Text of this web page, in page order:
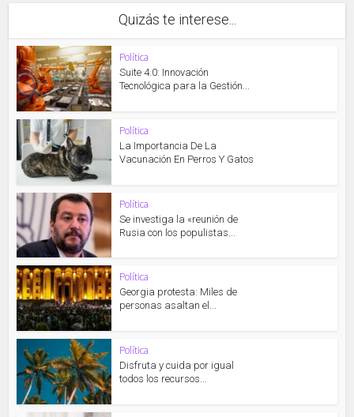
Quizás te interese...
Política
Suite 4.0: Innovación
Tecnológica para la Gestión...
Política
La Importancia De La
Vacunación En Perros Y Gatos
Política
Se investiga la «reunión de
Rusia con los populistas...
Política
Georgia protesta: Miles de
personas asaltan el...
Política
Disfruta y cuida por igual
todos los recursos...